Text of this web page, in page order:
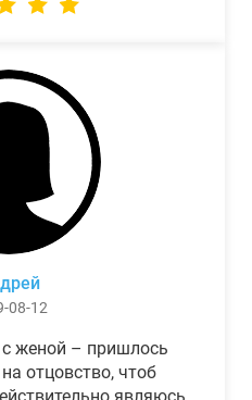
08-12
с женой – пришлось
отцовство, чтоб